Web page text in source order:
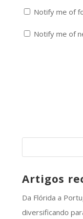
Notify me of
Notify me of
Artigos
Da Flórida a
diversificando